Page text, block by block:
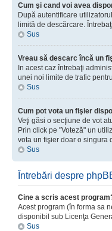
Cum şi cand voi avea
După autentificare
limită de descărcare.
Sus
Vreau să descarc încă un
In acest caz întrebaţi
unei noi limite de trafic
Sus
Cum pot vota un fişier
Veţi găsi o secţiune de vot
Prin click pe "Voteză" un
vota un fişier doar o singura
Sus
Întrebări despre
Cine a scris acest
Acest program (în forma sa
disponibil sub Licenţa
Sus